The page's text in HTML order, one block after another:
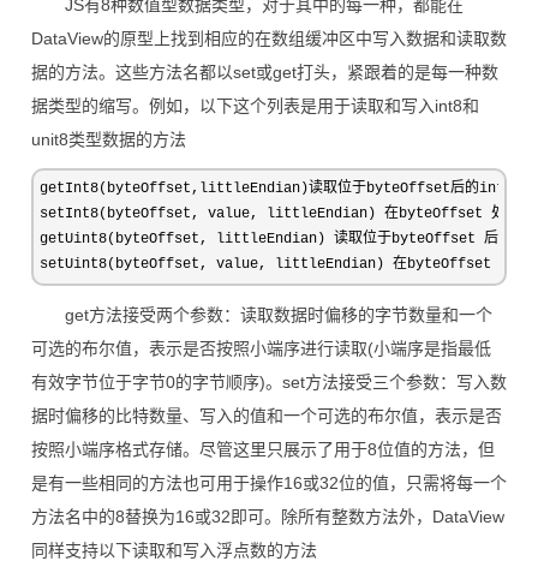
JS有8种数值型数据类型，对于其中的每一种，都能在
DataView的原型上找到相应的在数组缓冲区中写入数据和读取数
据的方法。这些方法名都以set或get打头，紧跟着的是每一种数
据类型的缩写。例如，以下这个列表是用于读取和写入int8和
unit8类型数据的方法
getInt8(byteOffset,littleEndian)读取位于byteOffset后的int8类型
setInt8(byteOffset, value, littleEndian) 在byteOffset 处写入
getUint8(byteOffset, littleEndian) 读取位于byteOffset 后的
setUint8(byteOffset, value, littleEndian) 在byteOffset 处写入
get方法接受两个参数：读取数据时偏移的字节数量和一个
可选的布尔值，表示是否按照小端序进行读取(小端序是指最低
有效字节位于字节0的字节顺序)。set方法接受三个参数：写入数
据时偏移的比特数量、写入的值和一个可选的布尔值，表示是否
按照小端序格式存储。尽管这里只展示了用于8位值的方法，但
是有一些相同的方法也可用于操作16或32位的值，只需将每一个
方法名中的8替换为16或32即可。除所有整数方法外，DataView
同样支持以下读取和写入浮点数的方法